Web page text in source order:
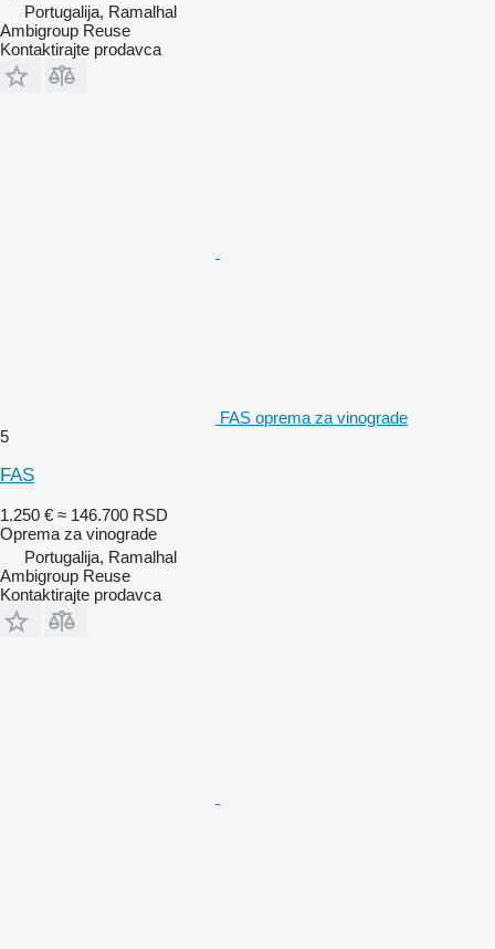
Portugalija, Ramalhal
Ambigroup Reuse
Kontaktirajte prodavca
FAS oprema za vinograde
5
FAS
1.250 € ≈ 146.700 RSD
Oprema za vinograde
Portugalija, Ramalhal
Ambigroup Reuse
Kontaktirajte prodavca